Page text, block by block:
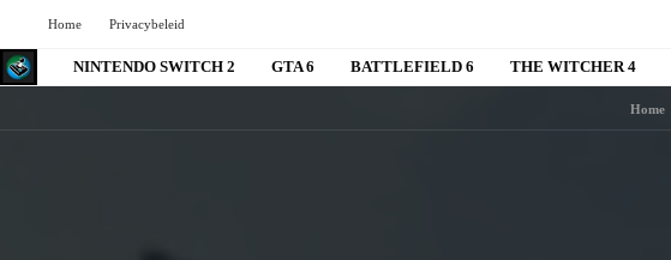
Home Privacybeleid
NINTENDO SWITCH 2 GTA 6 BATTLEFIELD 6 THE WITCHER 4
Home